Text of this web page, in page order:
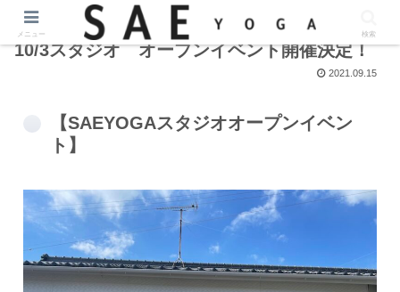
10/3スタジオ オープンイベント開催決定！
2021.09.15
【SAEYOGAスタジオオープンイベン
ト】
メニュー 検索